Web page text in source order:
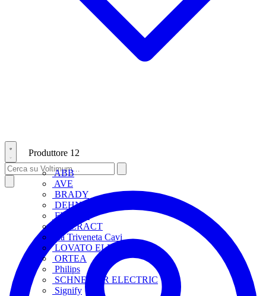
Produttore 12
ABB
AVE
BRADY
DEHN
FINDER
INTERACT
La Triveneta Cavi
LOVATO ELECTRIC
ORTEA
Philips
SCHNEIDER ELECTRIC
Signify